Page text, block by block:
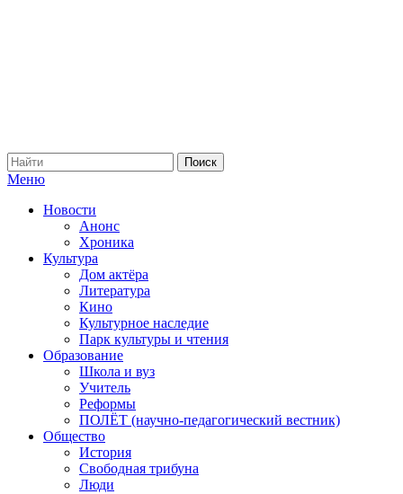
Меню
Новости
Анонс
Хроника
Культура
Дом актёра
Литература
Кино
Культурное наследие
Парк культуры и чтения
Образование
Школа и вуз
Учитель
Реформы
ПОЛЁТ (научно-педагогический вестник)
Общество
История
Свободная трибуна
Люди